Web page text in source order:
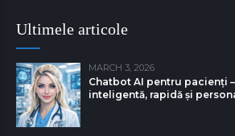
Ultimele articole
MARCH 3, 2026
Chatbot AI pentru pacienți
inteligentă, rapidă și